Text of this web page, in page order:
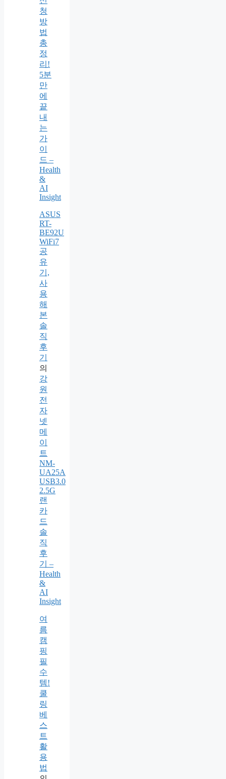
청
방
법
총
정
리!
5분
만
에
끝
내
는
가
이
드 –
Health
&
AI
Insight
ASUS
RT-
BE92U
WiFi7
공
유
기,
사
용
해
본
솔
직
후
기
의
강
원
전
자
넷
메
이
트
NM-
UA25A
USB3.0
2.5G
랜
카
드
솔
직
후
기 –
Health
&
AI
Insight
여
름
캠
핑
필
수
템!
쿨
링
베
스
트
활
용
법